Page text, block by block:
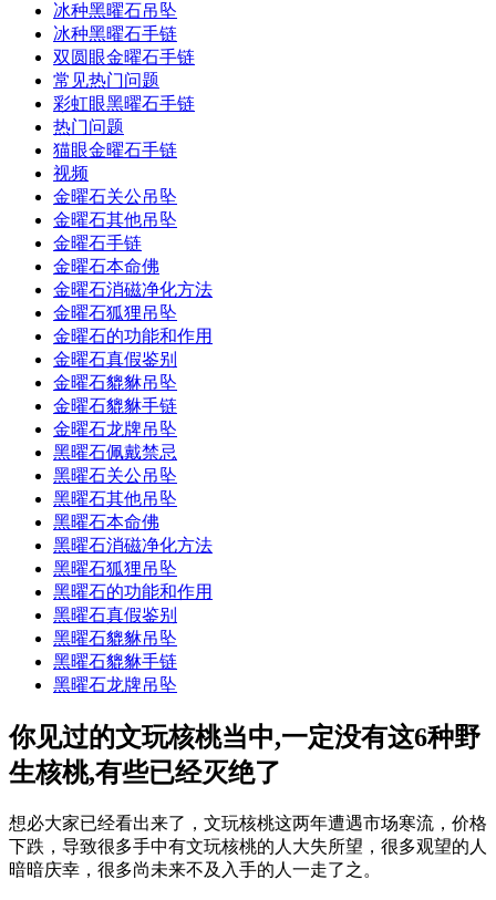
冰种黑曜石吊坠
冰种黑曜石手链
双圆眼金曜石手链
常见热门问题
彩虹眼黑曜石手链
热门问题
猫眼金曜石手链
视频
金曜石关公吊坠
金曜石其他吊坠
金曜石手链
金曜石本命佛
金曜石消磁净化方法
金曜石狐狸吊坠
金曜石的功能和作用
金曜石真假鉴别
金曜石貔貅吊坠
金曜石貔貅手链
金曜石龙牌吊坠
黑曜石佩戴禁忌
黑曜石关公吊坠
黑曜石其他吊坠
黑曜石本命佛
黑曜石消磁净化方法
黑曜石狐狸吊坠
黑曜石的功能和作用
黑曜石真假鉴别
黑曜石貔貅吊坠
黑曜石貔貅手链
黑曜石龙牌吊坠
你见过的文玩核桃当中,一定没有这6种野
生核桃,有些已经灭绝了
想必大家已经看出来了，文玩核桃这两年遭遇市场寒流，价格
下跌，导致很多手中有文玩核桃的人大失所望，很多观望的人
暗暗庆幸，很多尚未来不及入手的人一走了之。